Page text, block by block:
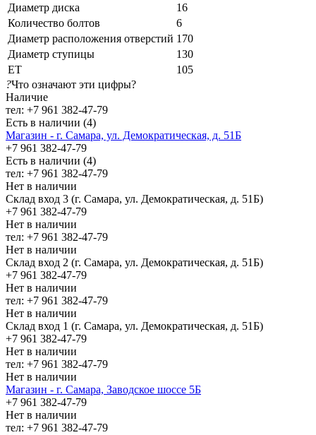
Диаметр диска
16
Количество болтов
6
Диаметр расположения отверстий 170
Диаметр ступицы
130
ЕТ
105
?Что означают эти цифры?
Наличие
тел: +7 961 382-47-79
Есть в наличии (4)
Магазин - г. Самара, ул. Демократическая, д. 51Б
+7 961 382-47-79
Есть в наличии (4)
тел: +7 961 382-47-79
Нет в наличии
Склад вход 3 (г. Самара, ул. Демократическая, д. 51Б)
+7 961 382-47-79
Нет в наличии
тел: +7 961 382-47-79
Нет в наличии
Склад вход 2 (г. Самара, ул. Демократическая, д. 51Б)
+7 961 382-47-79
Нет в наличии
тел: +7 961 382-47-79
Нет в наличии
Склад вход 1 (г. Самара, ул. Демократическая, д. 51Б)
+7 961 382-47-79
Нет в наличии
тел: +7 961 382-47-79
Нет в наличии
Магазин - г. Самара, Заводское шоссе 5Б
+7 961 382-47-79
Нет в наличии
тел: +7 961 382-47-79